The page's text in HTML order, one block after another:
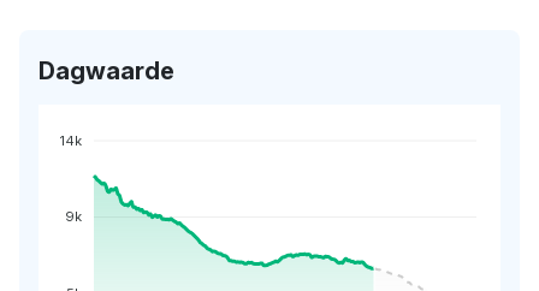
Dagwaarde
14k
9k